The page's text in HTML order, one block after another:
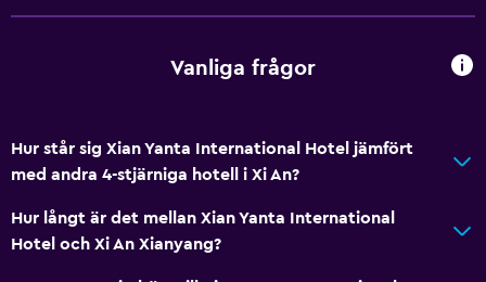
Vanliga frågor
Hur står sig Xian Yanta International Hotel jämfört
med andra 4-stjärniga hotell i Xi An?
Hur långt är det mellan Xian Yanta International
Hotel och Xi An Xianyang?